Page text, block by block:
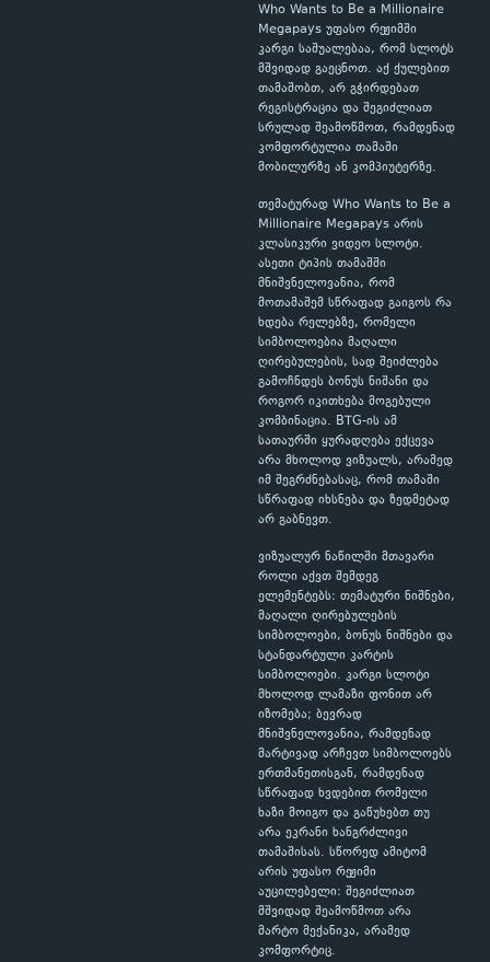
Who Wants to Be a Millionaire
Megapays უფასო რეჟიმში
კარგი საშუალებაა, რომ სლოტს
მშვიდად გაეცნოთ. აქ ქულებით
თამაშობთ, არ გჭირდებათ
რეგისტრაცია და შეგიძლიათ
სრულად შეამოწმოთ, რამდენად
კომფორტულია თამაში
მობილურზე ან კომპიუტერზე.
თემატურად Who Wants to Be a
Millionaire Megapays არის
კლასიკური ვიდეო სლოტი.
ასეთი ტიპის თამაშში
მნიშვნელოვანია, რომ
მოთამაშემ სწრაფად გაიგოს რა
ხდება რელებზე, რომელი
სიმბოლოებია მაღალი
ღირებულების, სად შეიძლება
გამოჩნდეს ბონუს ნიშანი და
როგორ იკითხება მოგებული
კომბინაცია. BTG-ის ამ
სათაურში ყურადღება ექცევა
არა მხოლოდ ვიზუალს, არამედ
იმ შეგრძნებასაც, რომ თამაში
სწრაფად იხსნება და ზედმეტად
არ გაბნევთ.
ვიზუალურ ნაწილში მთავარი
როლი აქვთ შემდეგ
ელემენტებს: თემატური ნიშნები,
მაღალი ღირებულების
სიმბოლოები, ბონუს ნიშნები და
სტანდარტული კარტის
სიმბოლოები. კარგი სლოტი
მხოლოდ ლამაზი ფონით არ
იზომება; ბევრად
მნიშვნელოვანია, რამდენად
მარტივად არჩევთ სიმბოლოებს
ერთმანეთისგან, რამდენად
სწრაფად ხვდებით რომელი
ხაზი მოიგო და გაწუხებთ თუ
არა ეკრანი ხანგრძლივი
თამაშისას. სწორედ ამიტომ
არის უფასო რეჟიმი
აუცილებელი: შეგიძლიათ
მშვიდად შეამოწმოთ არა
მარტო მექანიკა, არამედ
კომფორტიც.